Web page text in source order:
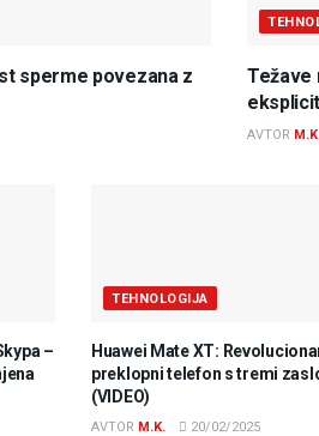
sperme povezana z
Težave
AVTOR
–
TEHNOLOGIJA
Huawei Mate XT:
preklopni telefon s tremi
(VIDEO)
AVTOR M.K. 20/02/2025